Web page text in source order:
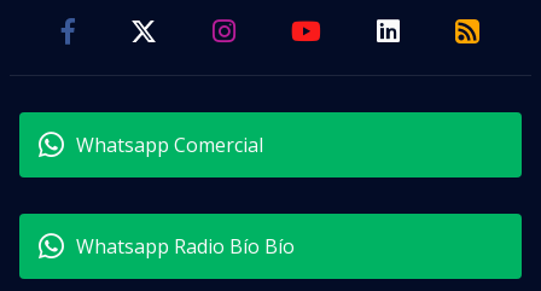
Whatsapp Comercial
Whatsapp Radio Bío Bío